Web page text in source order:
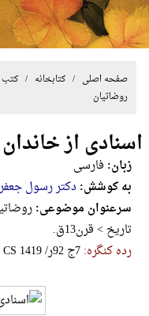
صفحه اصلی / کتابخانه /
روضاتیان
اسنادی از
زبان: فارسی
به کوشش: دکتر رسول
سرعنوان موضوعی:
تاریخ > قرن13ق.
رده کنگره:‎C‎S‎ ‎1‎4‎1‎9‎ ‎/‎ر‎9‎2‎ ‎ج‎7